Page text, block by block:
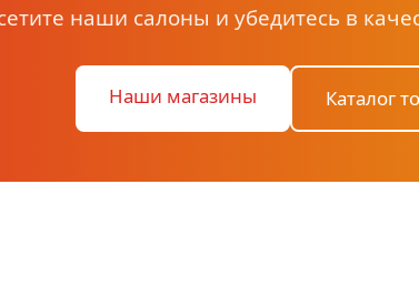
наши салоны и убедитесь в
Наши магазины Каталог